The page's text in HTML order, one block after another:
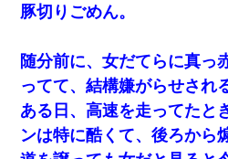
豚切りごめん。
随分前に、女だてらに真っ
ってて、結構嫌がらせされ
ある日、高速を走ってたと
ンは特に酷くて、後ろから